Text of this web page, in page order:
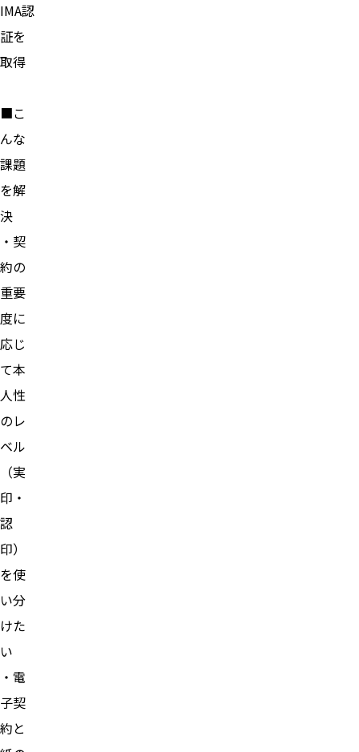
IMA認
証を
取得
■こ
んな
課題
を解
決
・契
約の
重要
度に
応じ
て本
人性
のレ
ベル
（実
印・
認
印）
を使
い分
けた
い
・電
子契
約と